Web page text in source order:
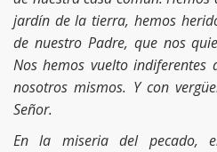
jardín de la tierra, hemos
de nuestro Padre, que nos
Nos hemos vuelto
nosotros mismos. Y con
Señor.
En la miseria del pecado,